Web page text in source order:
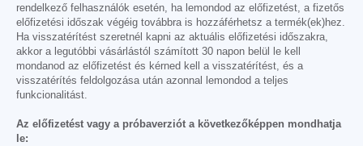
rendelkező felhasználók esetén, ha lemondod az előfizetést, a fizetős
előfizetési időszak végéig továbbra is hozzáférhetsz a termék(ek)hez.
Ha visszatérítést szeretnél kapni az aktuális előfizetési időszakra,
akkor a legutóbbi vásárlástól számított 30 napon belül le kell
mondanod az előfizetést és kérned kell a visszatérítést, és a
visszatérítés feldolgozása után azonnal lemondod a teljes
funkcionalitást.
Az előfizetést vagy a próbaverziót a következőképpen mondhatja
le: